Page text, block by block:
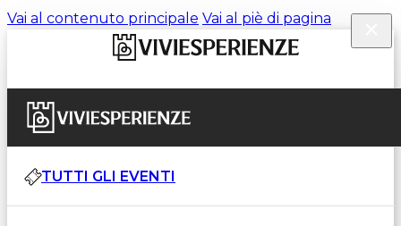
Vai al contenuto principale Vai al piè di pagina
TUTTI GLI EVENTI